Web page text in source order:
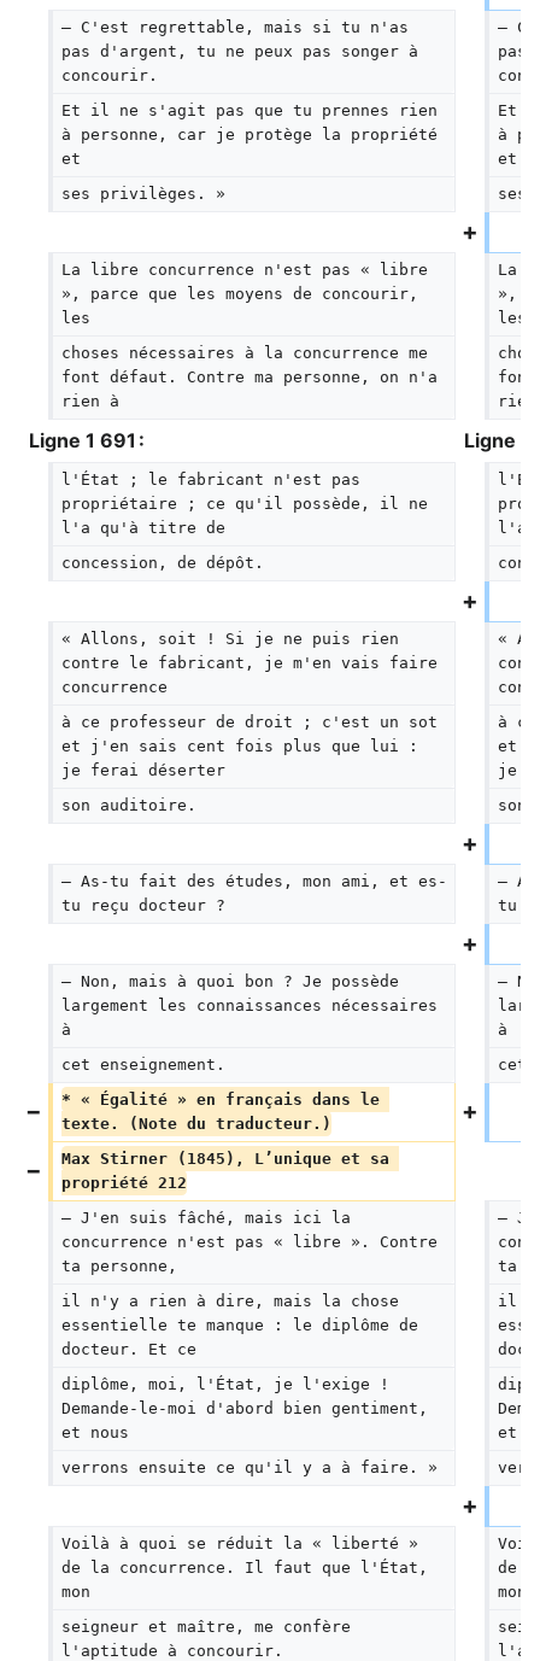
— C'est regrettable, mais si tu n'as
pas d'argent, tu ne peux pas songer à
concourir.
—
pas
Et il ne s'agit pas que tu prennes rien
à personne, car je protège la propriété
et
Et
à
et
ses privilèges. »
ses
La libre concurrence n'est pas « libre
», parce que les moyens de concourir,
les
La
»,
les
choses nécessaires à la concurrence me
font défaut. Contre ma personne, on n'a
rien à
font
rien
Ligne 1 691 : Ligne 1
l'État ; le fabricant n'est pas
propriétaire ; ce qu'il possède, il ne
l'a qu'à titre de
l'a
concession, de dépôt.
« Allons, soit ! Si je ne puis rien
contre le fabricant, je m'en vais faire
concurrence
«
à ce professeur de droit ; c'est un sot
et j'en sais cent fois plus que lui :
je ferai déserter
à
et
je
son auditoire.
son
— As-tu fait des études, mon ami, et es-
tu reçu docteur ?
—
tu
— Non, mais à quoi bon ? Je possède
largement les connaissances nécessaires
à
—
à
cet enseignement.
cet
* « Égalité » en français dans le
texte. (Note du traducteur.)
Max Stirner (1845), L’unique et sa
propriété 212
— J'en suis fâché, mais ici la
concurrence n'est pas « libre ». Contre
ta personne,
—
ta
il n'y a rien à dire, mais la chose
essentielle te manque : le diplôme de
docteur. Et ce
il
diplôme, moi, l'État, je l'exige !
Demande-le-moi d'abord bien gentiment,
et nous
et
verrons ensuite ce qu'il y a à faire. »
Voilà à quoi se réduit la « liberté »
de la concurrence. Il faut que l'État,
mon
de
mon
seigneur et maître, me confère
l'aptitude à concourir.